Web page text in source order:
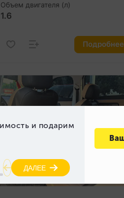
Объем двигателя (л)
1.6
Подробнее